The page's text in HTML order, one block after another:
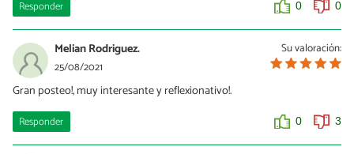
Responder 0 0
Su valoración:
Melian Rodriguez.
25/08/2021
Gran posteo!, muy interesante y reflexionativo!.
Responder 0 3